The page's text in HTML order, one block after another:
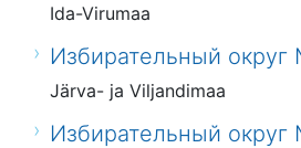
Ida-Virumaa
Избирательный
Järva- ja Viljandimaa
Избирательный